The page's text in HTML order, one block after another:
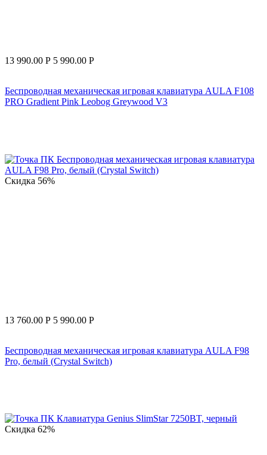
13 990.00 Р 5 990.00 Р
Беспроводная механическая игровая клавиатура AULA F108
PRO Gradient Pink Leobog Greywood V3
Скидка 56%
13 760.00 Р 5 990.00 Р
Беспроводная механическая игровая клавиатура AULA F98
Pro, белый (Crystal Switch)
Скидка 62%